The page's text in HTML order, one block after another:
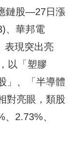
鏈股—27日漲
、華邦電
表現突出亮
以「塑膠
」、「半導體
對亮眼，類股
2.73%、